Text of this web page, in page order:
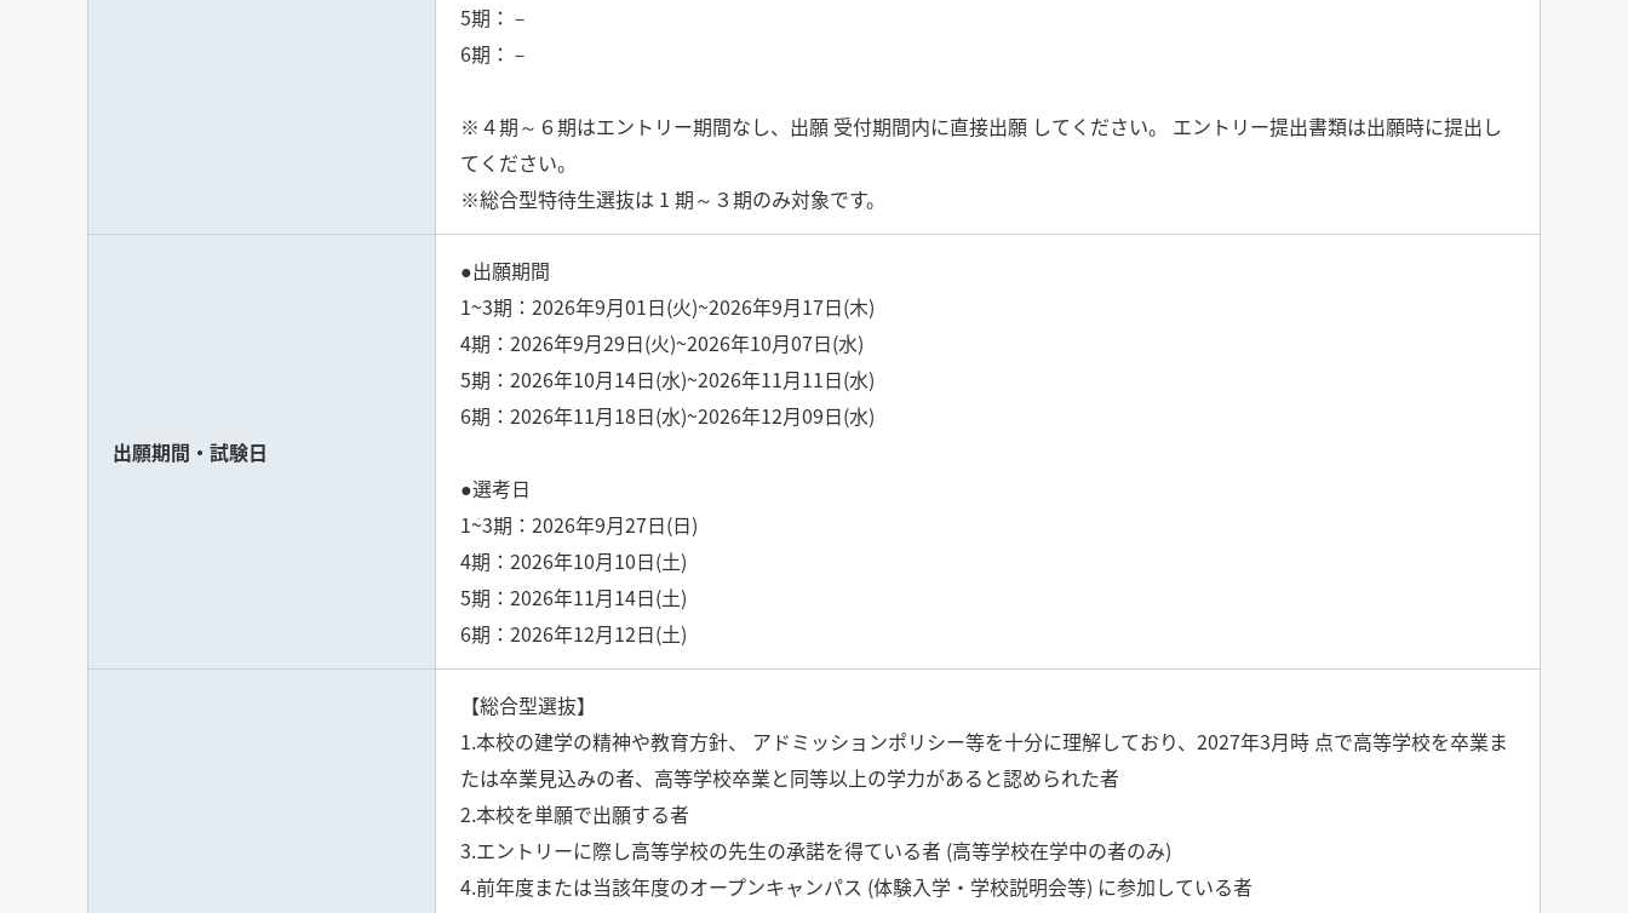
5期：－
6期：－
※４期～６期はエントリー期間なし、出願 受付期間内に直接出願 してください。 エントリー提出書類は出願時に提出し
てください。
※総合型特待生選抜は 1 期～３期のみ対象です。
出願期間・試験日
●出願期間
1~3期：2026年9月01日(火)~2026年9月17日(木)
4期：2026年9月29日(火)~2026年10月07日(水)
5期：2026年10月14日(水)~2026年11月11日(水)
6期：2026年11月18日(水)~2026年12月09日(水)
●選考日
1~3期：2026年9月27日(日)
4期：2026年10月10日(土)
5期：2026年11月14日(土)
6期：2026年12月12日(土)
【総合型選抜】
1.本校の建学の精神や教育方針、 アドミッションポリシー等を十分に理解しており、2027年3月時 点で高等学校を卒業ま
たは卒業見込みの者、高等学校卒業と同等以上の学力があると認められた者
2.本校を単願で出願する者
3.エントリーに際し高等学校の先生の承諾を得ている者 (高等学校在学中の者のみ)
4.前年度または当該年度のオープンキャンパス (体験入学・学校説明会等) に参加している者